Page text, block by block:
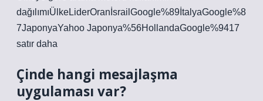
dağılımıÜlkeLiderOranİsrailGoogle%89İtalyaGoogle%8
7JaponyaYahoo Japonya%56HollandaGoogle%9417
satır daha
Çinde hangi mesajlaşma
uygulaması var?